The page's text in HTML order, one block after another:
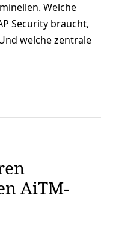
Welche
Security braucht,
welche zentrale
AiTM-